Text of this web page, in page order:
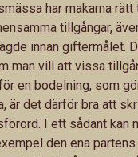
har makarna
tillgångar,
innan giftermålet.
man vill att vissa
en bodelning, som
är det därför bra att
I ett sådant kan
den ena